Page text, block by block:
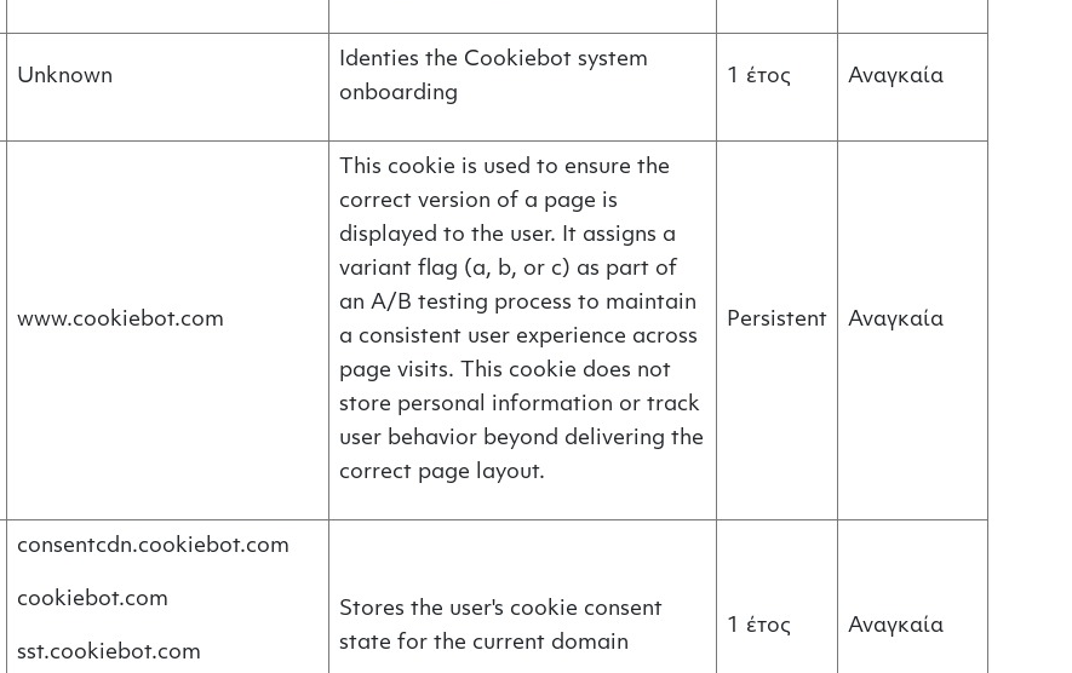
Unknown
Identies the Cookiebot system
onboarding
1 έτος Αναγκαία
www.cookiebot.com
This cookie is used to ensure the
correct version of a page is
displayed to the user. It assigns a
variant flag (a, b, or c) as part of
an A/B testing process to maintain
a consistent user experience across
page visits. This cookie does not
store personal information or track
user behavior beyond delivering the
correct page layout.
Persistent Αναγκαία
consentcdn.cookiebot.com
cookiebot.com
sst.cookiebot.com
Stores the user's cookie consent
state for the current domain
1 έτος Αναγκαία